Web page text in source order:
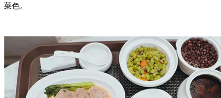
菜色。